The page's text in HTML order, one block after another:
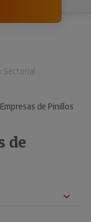
Sectorial
Empresas de Pinillos
de